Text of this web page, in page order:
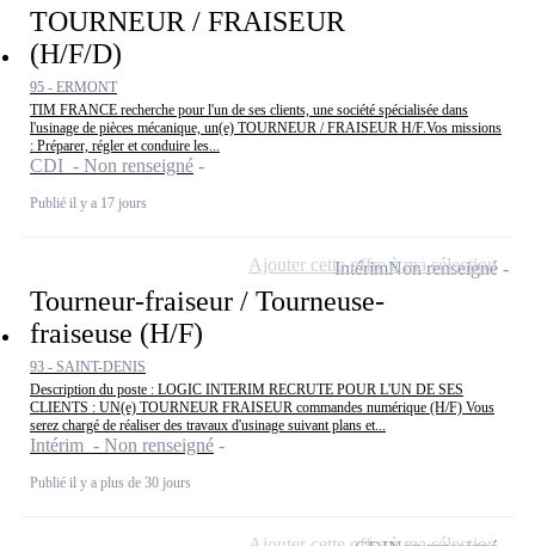
TOURNEUR / FRAISEUR
(H/F/D)
95 - ERMONT
TIM FRANCE recherche pour l'un de ses clients, une société spécialisée dans
l'usinage de pièces mécanique, un(e) TOURNEUR / FRAISEUR H/F.Vos missions
: Préparer, régler et conduire les...
CDI - Non renseigné
Publié il y a 17 jours
Tourneur-fraiseur / Tourneuse-
fraiseuse (H/F)
93 - SAINT-DENIS
Description du poste : LOGIC INTERIM RECRUTE POUR L'UN DE SES
CLIENTS : UN(e) TOURNEUR FRAISEUR commandes numérique (H/F) Vous
serez chargé de réaliser des travaux d'usinage suivant plans et...
Intérim - Non renseigné
Publié il y a plus de 30 jours
IntérimNon renseigné
Ajouter cette offre à ma sélection